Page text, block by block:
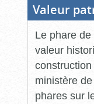
Valeur
Le phare
valeur
ministère
phares sur